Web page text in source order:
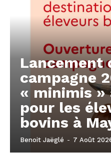
Lancement
campagne
« minimis »
pour les
bovins à
Benoit Jaëglé - 7 Août